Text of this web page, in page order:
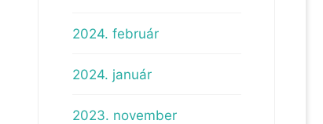
2024. február
2024. január
2023. november